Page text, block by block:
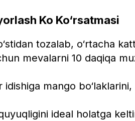
Ko Ko‘rsatmasi
tozalab, o‘rtacha
mevalarni 10 daqiqa
idishiga mango
ideal holatga